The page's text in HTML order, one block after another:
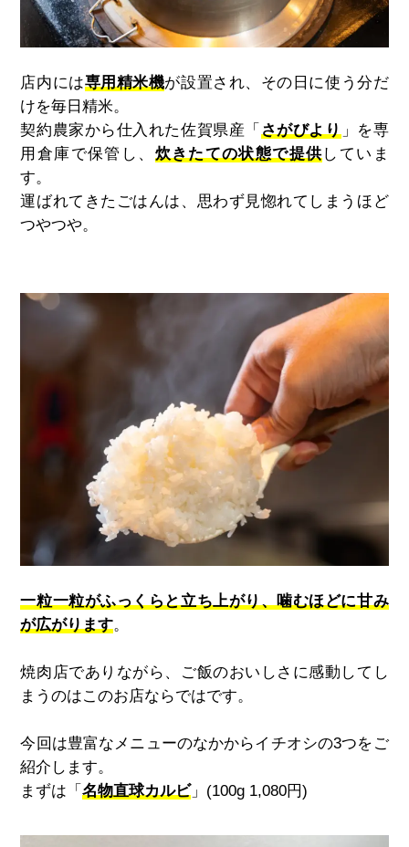
店内には専用精米機が設置され、その日に使う分だ
けを毎日精米。
契約農家から仕入れた佐賀県産「 さがびより」を専
用倉庫で保管し、 炊きたての状態で提供していま
す。
運ばれてきたごはんは、思わず見惚れてしまうほど
つやつや。
一粒一粒がふっくらと立ち上がり、噛むほどに甘み
が広がります。
焼肉店でありながら、ご飯のおいしさに感動してし
まうのはこのお店ならではです。
今回は豊富なメニューのなかからイチオシの3つをご
紹介します。
まずは「名物直球カルビ」(100g 1,080円)